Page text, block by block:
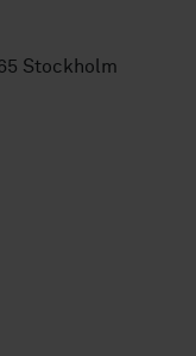
Stockholm